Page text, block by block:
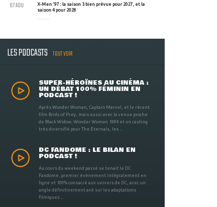
X-Men '97 : la saison 3 bien prévue pour 2027, et la
saison 4 pour 2028
07 AOU
LES PODCASTS TOUT VOIR
SUPER-HÉROÏNES AU CINÉMA :
UN DÉBAT 100% FÉMININ EN
PODCAST !
Après Wonder Woman, Captain Marvel, et le récent
film Birds of Prey, mais aussi avec la venue proche
de Black Widow, Wonder Woman 1984 et un casting
très diversifié pour The Eternals, les ...
DC FANDOME : LE BILAN EN
PODCAST !
Au cours du weekend passé se tenait le DC
Fandome, premier évènement intégralement en
ligne et 100% consacré aux univers de DC, avec un
angle définitivement axé sur les adaptations
filmiques ...